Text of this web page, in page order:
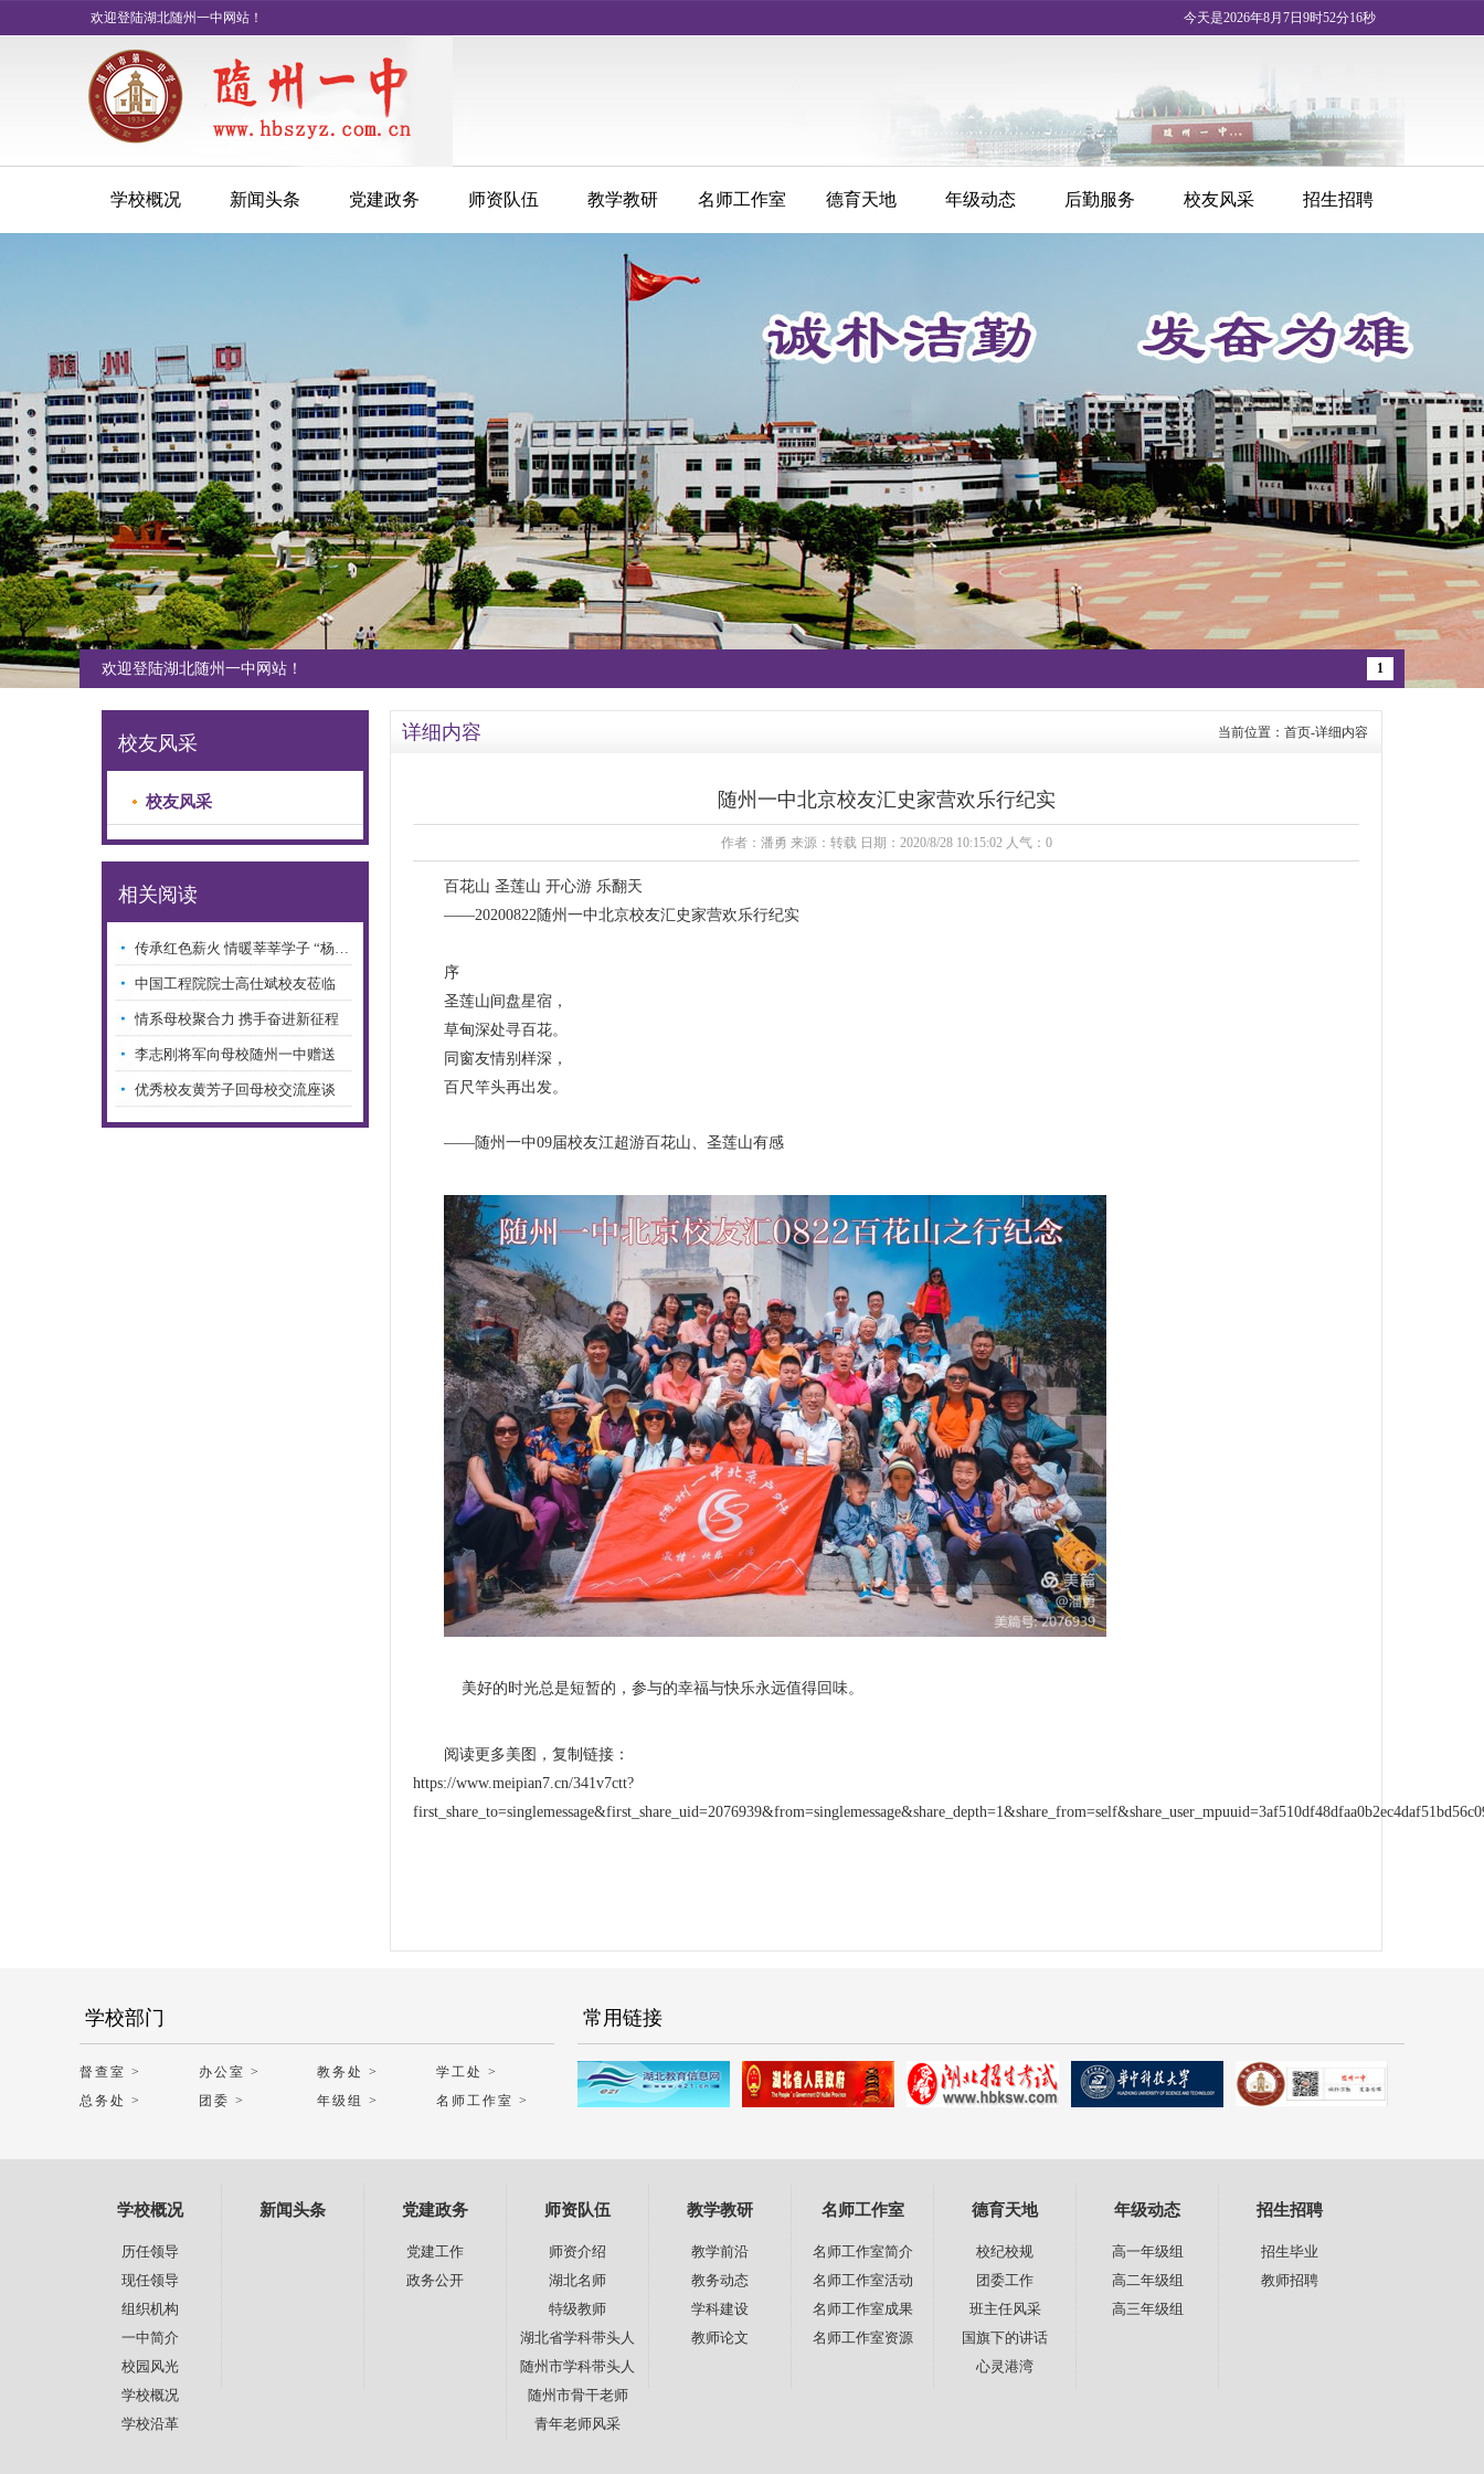
欢迎登陆湖北随州一中网站！ 今天是2026年8月7日9时52分17秒
学校概况 新闻头条 党建政务 师资队伍 教学教研 名师工作室 德育天地 年级动态 后勤服务 校友风采 招生招聘
1
欢迎登陆湖北随州一中网站！
详细内容 当前位置：首页-详细内容
随州一中北京校友汇史家营欢乐行纪实
作者：潘勇 来源：转载 日期：2020/8/28 10:15:02 人气： 0
百花山 圣莲山 开心游 乐翻天
——20200822随州一中北京校友汇史家营欢乐行纪实
序
圣莲山间盘星宿，
草甸深处寻百花。
同窗友情别样深，
百尺竿头再出发。
——随州一中09届校友江超游百花山、圣莲山有感
美好的时光总是短暂的，参与的幸福与快乐永远值得回味。
阅读更多美图，复制链接：
https://www.meipian7.cn/341v7ctt?
校友风采
校友风采
相关阅读
传承红色薪火 情暖莘莘学子 “杨…
中国工程院院士高仕斌校友莅临
随…情系母校聚合力 携手奋进新征程
—…李志刚将军向母校随州一中赠送
国…优秀校友黄芳子回母校交流座谈
学校部门
督查室 > 办公室 > 教务处 >
学工处 >
总务处 >
团委 > 年级组 > 名师工作室 >
常用链接
学校概况
历任领导
现任领导
组织机构
一中简介
校园风光
学校概况
学校沿革
新闻头条 党建政务
党建工作
政务公开
师资队伍
师资介绍
湖北名师
特级教师
湖北省学科带头人
随州市学科带头人
随州市骨干老师
青年老师风采
教学教研
教学前沿
教务动态
学科建设
教师论文
名师工作室
名师工作室简介
名师工作室活动
名师工作室成果
名师工作室资源
德育天地
校纪校规
团委工作
班主任风采
国旗下的讲话
心灵港湾
年级动态
高一年级组
高二年级组
高三年级组
招生招聘
招生毕业
教师招聘